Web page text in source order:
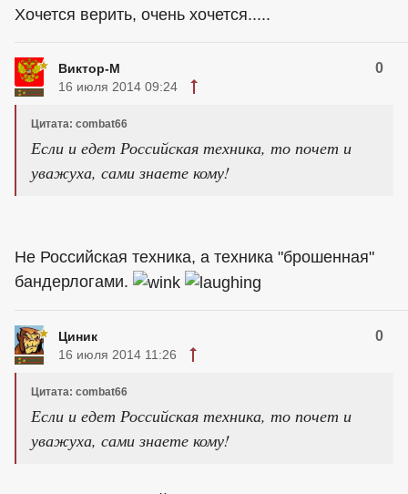
Хочется верить, очень хочется.....
Виктор-М 0
16 июля 2014 09:24
Цитата: combat66
Если и едет Российская техника, то почет и
уважуха, сами знаете кому!
Не Российская техника, а техника "брошенная"
бандерлогами.
Циник 0
16 июля 2014 11:26
Цитата: combat66
Если и едет Российская техника, то почет и
уважуха, сами знаете кому!